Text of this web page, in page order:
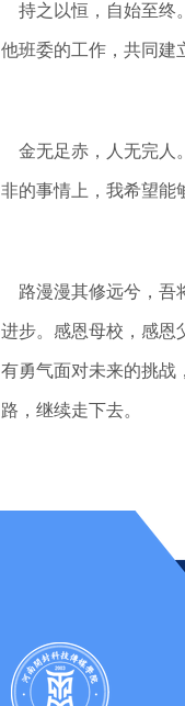
持之以恒，自始至终
他班委的工作，共同建
金无足赤，人无完人
非的事情上，我希望能
路漫漫其修远兮，吾
进步。感恩母校，感恩
有勇气面对未来的挑战
路，继续走下去。